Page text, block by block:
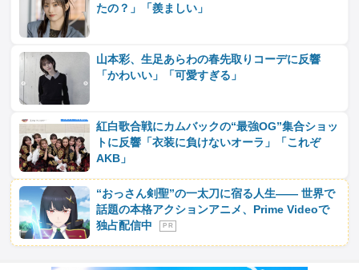
たの？」「羨ましい」
山本彩、生足あらわの春先取りコーデに反響
「かわいい」「可愛すぎる」
紅白歌合戦にカムバックの“最強OG”集合ショッ
トに反響「衣装に負けないオーラ」「これぞ
AKB」
“おっさん剣聖”の一太刀に宿る人生―― 世界で
話題の本格アクションアニメ、Prime Videoで
独占配信中
P R